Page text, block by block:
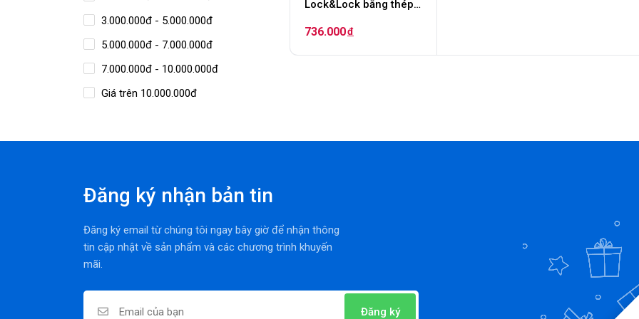
3.000.000đ - 5.000.000đ
5.000.000đ - 7.000.000đ
7.000.000đ - 10.000.000đ
Giá trên 10.000.000đ
Lock&Lock bằng thép
Vietnam Edition 897ml
- Màu xanh navy
736.000đ
Đăng ký nhận bản tin
Đăng ký email từ chúng tôi ngay bây giờ để nhận thông
tin cập nhật về sản phẩm và các chương trình khuyến
mãi.
Đăng ký